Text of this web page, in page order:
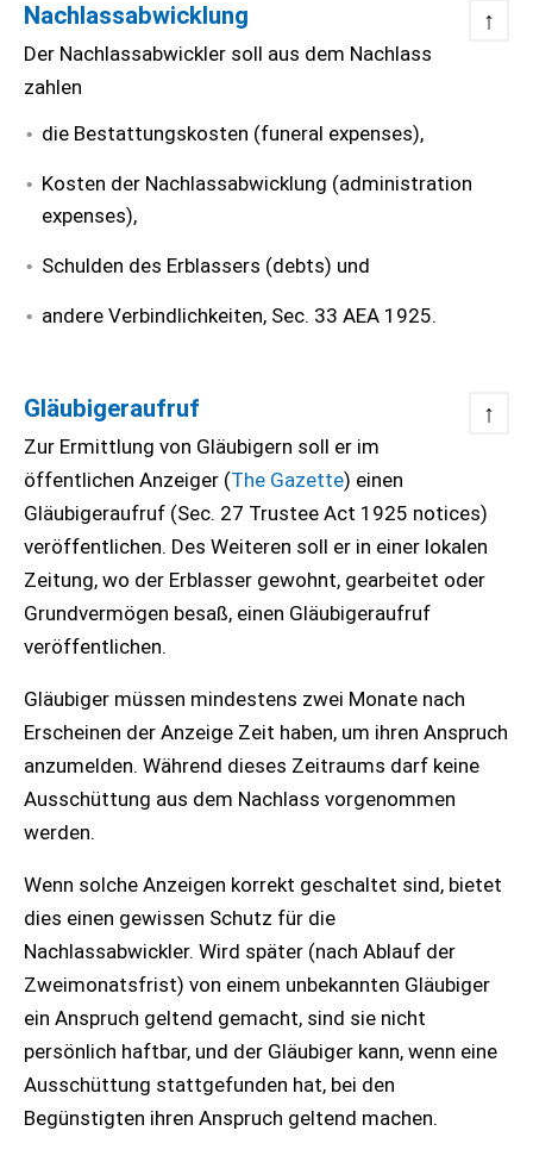
Nachlassabwicklung
↑
Der Nachlassabwickler soll aus dem Nachlass
zahlen
die Bestattungskosten (funeral expenses),
Kosten der Nachlassabwicklung (administration
expenses),
Schulden des Erblassers (debts) und
andere Verbindlichkeiten, Sec. 33 AEA 1925.
Gläubigeraufruf ↑
Zur Ermittlung von Gläubigern soll er im
öffentlichen Anzeiger (The Gazette) einen
Gläubigeraufruf (Sec. 27 Trustee Act 1925 notices)
veröffentlichen. Des Weiteren soll er in einer lokalen
Zeitung, wo der Erblasser gewohnt, gearbeitet oder
Grundvermögen besaß, einen Gläubigeraufruf
veröffentlichen.
Gläubiger müssen mindestens zwei Monate nach
Erscheinen der Anzeige Zeit haben, um ihren Anspruch
anzumelden. Während dieses Zeitraums darf keine
Ausschüttung aus dem Nachlass vorgenommen
werden.
Wenn solche Anzeigen korrekt geschaltet sind, bietet
dies einen gewissen Schutz für die
Nachlassabwickler. Wird später (nach Ablauf der
Zweimonatsfrist) von einem unbekannten Gläubiger
ein Anspruch geltend gemacht, sind sie nicht
persönlich haftbar, und der Gläubiger kann, wenn eine
Ausschüttung stattgefunden hat, bei den
Begünstigten ihren Anspruch geltend machen.